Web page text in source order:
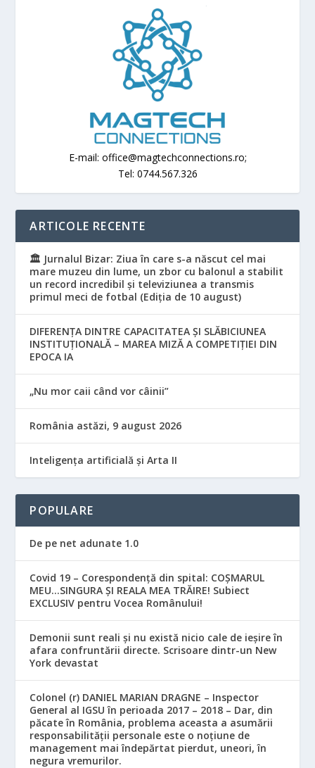
E-mail: office@magtechconnections.ro;
Tel: 0744.567.326
ARTICOLE RECENTE
🏛️ Jurnalul Bizar: Ziua în care s-a născut cel mai
mare muzeu din lume, un zbor cu balonul a stabilit
un record incredibil și televiziunea a transmis
primul meci de fotbal (Ediția de 10 august)
DIFERENȚA DINTRE CAPACITATEA ȘI SLĂBICIUNEA
INSTITUȚIONALĂ – MAREA MIZĂ A COMPETIȚIEI DIN
EPOCA IA
„Nu mor caii când vor câinii”
România astăzi, 9 august 2026
Inteligența artificială și Arta II
POPULARE
De pe net adunate 1.0
Covid 19 – Corespondență din spital: COȘMARUL
MEU…SINGURA ȘI REALA MEA TRĂIRE! Subiect
EXCLUSIV pentru Vocea Românului!
Demonii sunt reali și nu există nicio cale de ieșire în
afara confruntării directe. Scrisoare dintr-un New
York devastat
Colonel (r) DANIEL MARIAN DRAGNE – Inspector
General al IGSU în perioada 2017 – 2018 – Dar, din
păcate în România, problema aceasta a asumării
responsabilităţii personale este o noţiune de
management mai îndepărtat pierdut, uneori, în
negura vremurilor.